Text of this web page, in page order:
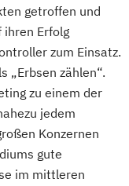
getroffen und
ihren Erfolg
zum Einsatz.
„Erbsen zählen“.
zu einem der
jedem
Konzernen
gute
im mittleren